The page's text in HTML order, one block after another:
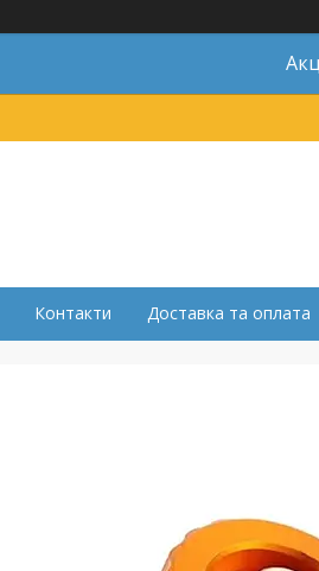
Контакти Доставка та оплата